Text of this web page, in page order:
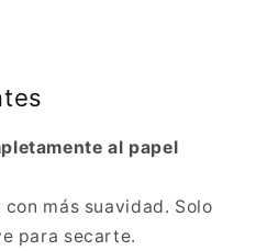
al papel
más suavidad. Solo
para secarte.